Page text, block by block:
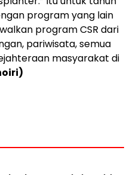
program yang lain
program CSR dari
pariwisata, semua
masyarakat di